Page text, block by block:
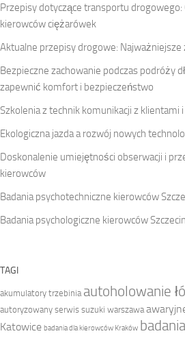
Przepisy dotyczące transportu drogowego:
kierowców ciężarówek
Aktualne przepisy drogowe: Najważniejsze
Bezpieczne zachowanie podczas podróży
zapewnić komfort i bezpieczeństwo
Szkolenia z technik komunikacji z klientami
Ekologiczna jazda a rozwój nowych
Doskonalenie umiejętności obserwacji i
kierowców
Badania psychotechniczne kierowców
Badania psychologiczne kierowców Szczecin
TAGI
akumulatory trzebinia autoholowanie
autoryzowany serwis suzuki warszawa
Katowice badania dla kierowców Kraków